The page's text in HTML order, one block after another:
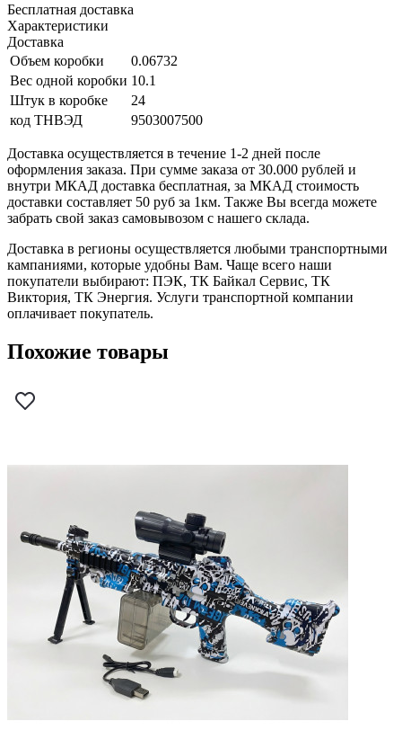
Бесплатная доставка
Характеристики
Доставка
Объем коробки
0.06732
Вес одной коробки 10.1
Штук в коробке
24
код ТНВЭД
9503007500
Доставка осуществляется в течение 1-2 дней после
оформления заказа. При сумме заказа от 30.000 рублей и
внутри МКАД доставка бесплатная, за МКАД стоимость
доставки составляет 50 руб за 1км. Также Вы всегда можете
забрать свой заказ самовывозом с нашего склада.
Доставка в регионы осуществляется любыми транспортными
кампаниями, которые удобны Вам. Чаще всего наши
покупатели выбирают: ПЭК, ТК Байкал Сервис, ТК
Виктория, ТК Энергия. Услуги транспортной компании
оплачивает покупатель.
Похожие товары